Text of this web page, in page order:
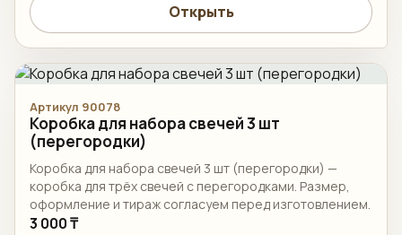
Открыть
Артикул 90078
Коробка для набора свечей 3 шт
(перегородки)
Коробка для набора свечей 3 шт (перегородки) —
коробка для трёх свечей с перегородками. Размер,
оформление и тираж согласуем перед изготовлением.
3 000 ₸